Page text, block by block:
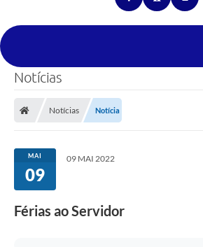
Notícias
Notícias Notícia
MAI
09
09 MAI 2022
Férias ao Servidor